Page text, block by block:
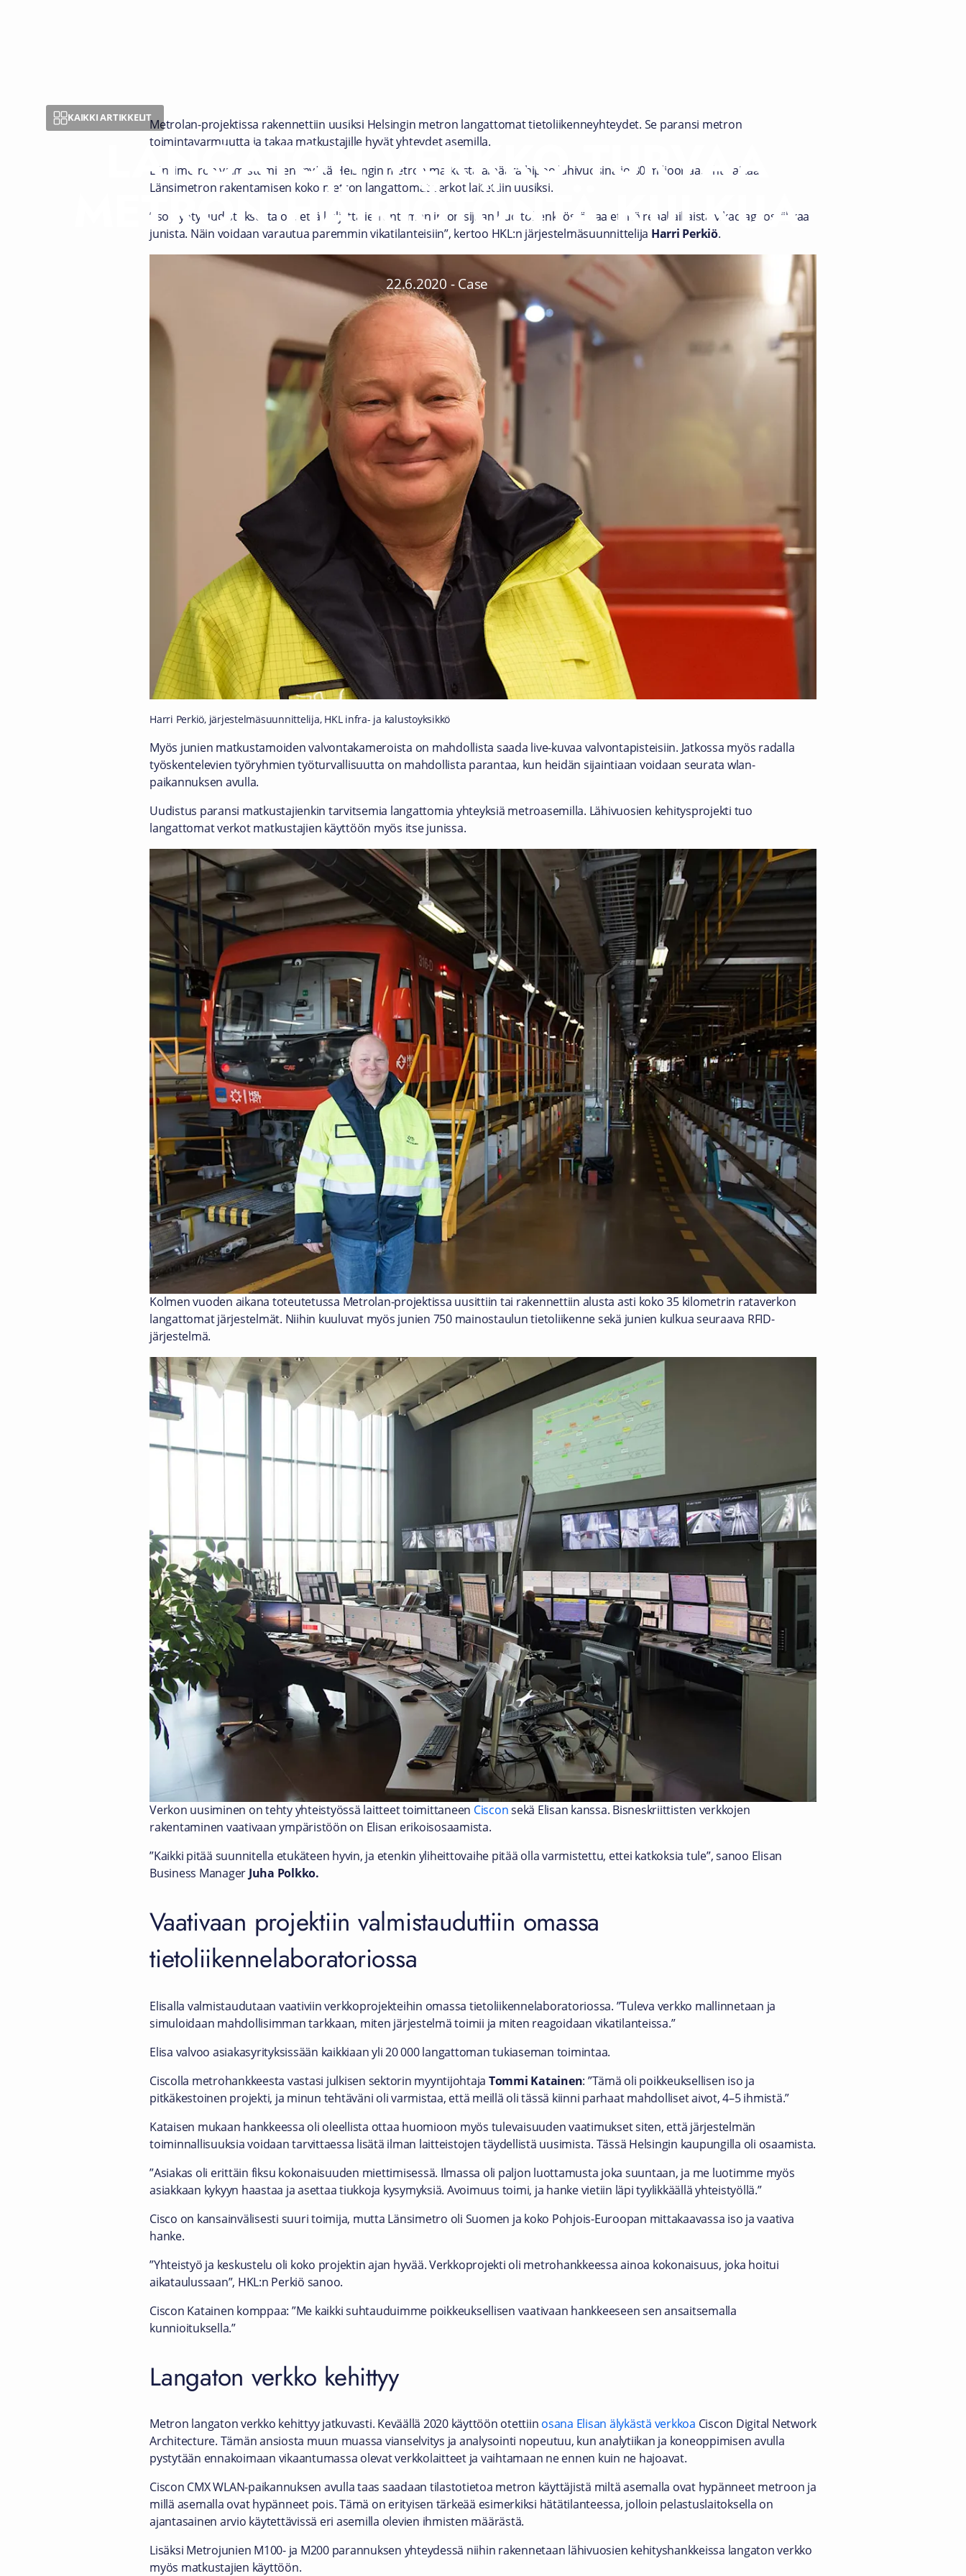
KAIKKI ARTIKKELIT
LANGATON VERKKO TURVAA
METRON HÄIRIÖTÖNTÄ KULKUA
22.6.2020 - Case
Metrolan-projektissa rakennettiin uusiksi Helsingin metron langattomat tietoliikenneyhteydet. Se paransi metron
toimintavarmuutta ja takaa matkustajille hyvät yhteydet asemilla.
Länsimetron valmistumisen myötä Helsingin metron matkustajamäärä hipoo lähivuosina jo 80 miljoonaa. Yhtä aikaa
Länsimetron rakentamisen koko metron langattomat verkot laitettiin uusiksi.
”Iso hyöty uudistuksesta on, että kuljettajien antaman infon sijaan huoltohenkilöstö saa etänä reaaliaikaista vikadiagnostiikkaa
junista. Näin voidaan varautua paremmin vikatilanteisiin”, kertoo HKL:n järjestelmäsuunnittelija Harri Perkiö.
Harri Perkiö, järjestelmäsuunnittelija, HKL infra- ja kalustoyksikkö
Myös junien matkustamoiden valvontakameroista on mahdollista saada live-kuvaa valvontapisteisiin. Jatkossa myös radalla
työskentelevien työryhmien työturvallisuutta on mahdollista parantaa, kun heidän sijaintiaan voidaan seurata wlan-
paikannuksen avulla.
Uudistus paransi matkustajienkin tarvitsemia langattomia yhteyksiä metroasemilla. Lähivuosien kehitysprojekti tuo
langattomat verkot matkustajien käyttöön myös itse junissa.
Kolmen vuoden aikana toteutetussa Metrolan-projektissa uusittiin tai rakennettiin alusta asti koko 35 kilometrin rataverkon
langattomat järjestelmät. Niihin kuuluvat myös junien 750 mainostaulun tietoliikenne sekä junien kulkua seuraava RFID-
järjestelmä.
Verkon uusiminen on tehty yhteistyössä laitteet toimittaneen Cisconsekä Elisan kanssa. Bisneskriittisten verkkojen
rakentaminen vaativaan ympäristöön on Elisan erikoisosaamista.
”Kaikki pitää suunnitella etukäteen hyvin, ja etenkin yliheittovaihe pitää olla varmistettu, ettei katkoksia tule”, sanoo Elisan
Business Manager Juha Polkko.
Vaativaan projektiin valmistauduttiin omassa
tietoliikennelaboratoriossa
Elisalla valmistaudutaan vaativiin verkkoprojekteihin omassa tietoliikennelaboratoriossa. ”Tuleva verkko mallinnetaan ja
simuloidaan mahdollisimman tarkkaan, miten järjestelmä toimii ja miten reagoidaan vikatilanteissa.”
Elisa valvoo asiakasyrityksissään kaikkiaan yli 20 000 langattoman tukiaseman toimintaa.
Ciscolla metrohankkeesta vastasi julkisen sektorin myyntijohtaja Tommi Katainen: ”Tämä oli poikkeuksellisen iso ja
pitkäkestoinen projekti, ja minun tehtäväni oli varmistaa, että meillä oli tässä kiinni parhaat mahdolliset aivot, 4–5 ihmistä.”
Kataisen mukaan hankkeessa oli oleellista ottaa huomioon myös tulevaisuuden vaatimukset siten, että järjestelmän
toiminnallisuuksia voidaan tarvittaessa lisätä ilman laitteistojen täydellistä uusimista. Tässä Helsingin kaupungilla oli osaamista.
”Asiakas oli erittäin fiksu kokonaisuuden miettimisessä. Ilmassa oli paljon luottamusta joka suuntaan, ja me luotimme myös
asiakkaan kykyyn haastaa ja asettaa tiukkoja kysymyksiä. Avoimuus toimi, ja hanke vietiin läpi tyylikkäällä yhteistyöllä.”
Cisco on kansainvälisesti suuri toimija, mutta Länsimetro oli Suomen ja koko Pohjois-Euroopan mittakaavassa iso ja vaativa
hanke.
”Yhteistyö ja keskustelu oli koko projektin ajan hyvää. Verkkoprojekti oli metrohankkeessa ainoa kokonaisuus, joka hoitui
aikataulussaan”, HKL:n Perkiö sanoo.
Ciscon Katainen komppaa: ”Me kaikki suhtauduimme poikkeuksellisen vaativaan hankkeeseen sen ansaitsemalla
kunnioituksella.”
Langaton verkko kehittyy
Metron langaton verkko kehittyy jatkuvasti. Keväällä 2020 käyttöön otettiin osana Elisan älykästä verkkoa Ciscon Digital Network
Architecture. Tämän ansiosta muun muassa vianselvitys ja analysointi nopeutuu, kun analytiikan ja koneoppimisen avulla
pystytään ennakoimaan vikaantumassa olevat verkkolaitteet ja vaihtamaan ne ennen kuin ne hajoavat.
Ciscon CMX WLAN-paikannuksen avulla taas saadaan tilastotietoa metron käyttäjistä miltä asemalla ovat hypänneet metroon ja
millä asemalla ovat hypänneet pois. Tämä on erityisen tärkeää esimerkiksi hätätilanteessa, jolloin pelastuslaitoksella on
ajantasainen arvio käytettävissä eri asemilla olevien ihmisten määrästä.
Lisäksi Metrojunien M100- ja M200 parannuksen yhteydessä niihin rakennetaan lähivuosien kehityshankkeissa langaton verkko
myös matkustajien käyttöön.